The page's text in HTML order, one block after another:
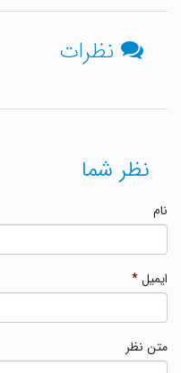
نظرات
نظر شما
ایمیل*
متن نظر